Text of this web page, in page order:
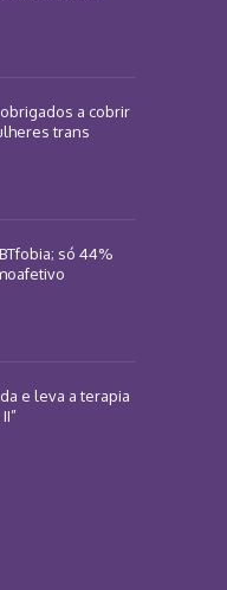
a cobrir
trans
só 44%
e leva a terapia